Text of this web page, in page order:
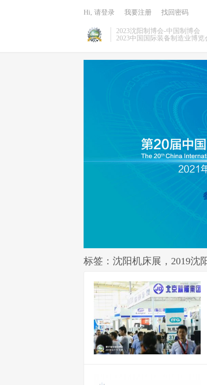
2023沈阳制博会-中国制博会
2023中国国际装备制造业博览
Hi, 请登录 我要注册 找回密码
标签：沈阳机床展，2019沈